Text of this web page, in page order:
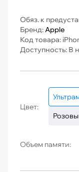
Обяз. к
Бренд:Apple
Код товара:
Доступность: В
Цвет:
Объем памяти: